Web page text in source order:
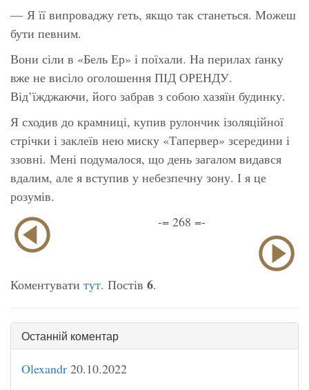
— Я її випроваджу геть, якщо так станеться. Можеш
бути певним.
Вони сіли в «Бель Ер» і поїхали. На перилах ґанку
вже не висіло оголошення ПІД ОРЕНДУ.
Від’їжджаючи, його забрав з собою хазяїн будинку.
Я сходив до крамниці, купив рулончик ізоляційної
стрічки і заклеїв нею миску «Тапервер» зсередини і
ззовні. Мені подумалося, що день загалом видався
вдалим, але я вступив у небезпечну зону. І я це
розумів.
-= 268 =-
Коментувати тут. Постів 6.
Останній коментар
Olexandr 20.10.2022